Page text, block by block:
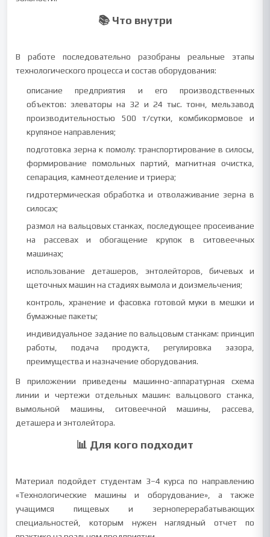
📚 Что внутри
В работе последовательно разобраны реальные этапы
технологического процесса и состав оборудования:
описание предприятия и его производственных
объектов: элеваторы на 32 и 24 тыс. тонн, мельзавод
производительностью 500 т/сутки, комбикормовое и
крупяное направления;
подготовка зерна к помолу: транспортирование в силосы,
формирование помольных партий, магнитная очистка,
сепарация, камнеотделение и триера;
гидротермическая обработка и отволаживание зерна в
силосах;
размол на вальцовых станках, последующее просеивание
на рассевах и обогащение крупок в ситовеечных
машинах;
использование деташеров, энтолейторов, бичевых и
щеточных машин на стадиях вымола и доизмельчения;
контроль, хранение и фасовка готовой муки в мешки и
бумажные пакеты;
индивидуальное задание по вальцовым станкам: принцип
работы, подача продукта, регулировка зазора,
преимущества и назначение оборудования.
В приложении приведены машинно-аппаратурная схема
линии и чертежи отдельных машин: вальцового станка,
вымольной машины, ситовеечной машины, рассева,
деташера и энтолейтора.
📊 Для кого подходит
Материал подойдет студентам 3–4 курса по направлению
«Технологические машины и оборудование», а также
учащимся пищевых и зерноперерабатывающих
специальностей, которым нужен наглядный отчет по